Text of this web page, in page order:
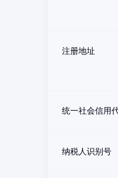
注册地址
统一社会信用
纳税人识别号